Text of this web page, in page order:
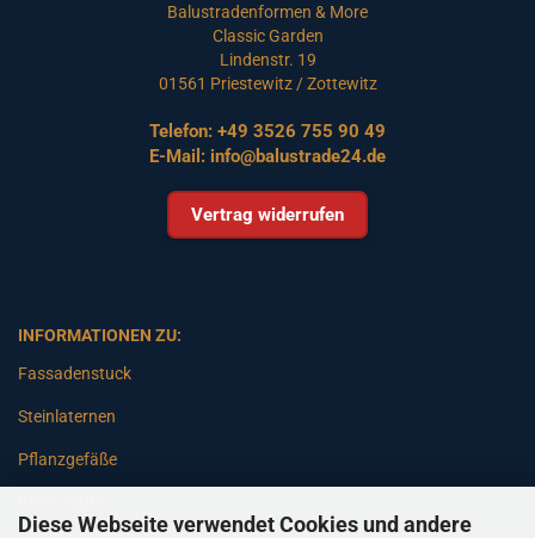
Diese Webseite verwendet Cookies und andere
Balustradenformen & More
Classic Garden
Lindenstr. 19
01561 Priestewitz / Zottewitz
Telefon: +49 3526 755 90 49
E-Mail: info@balustrade24.de
Vertrag widerrufen
INFORMATIONEN ZU:
Fassadenstuck
Steinlaternen
Pflanzgefäße